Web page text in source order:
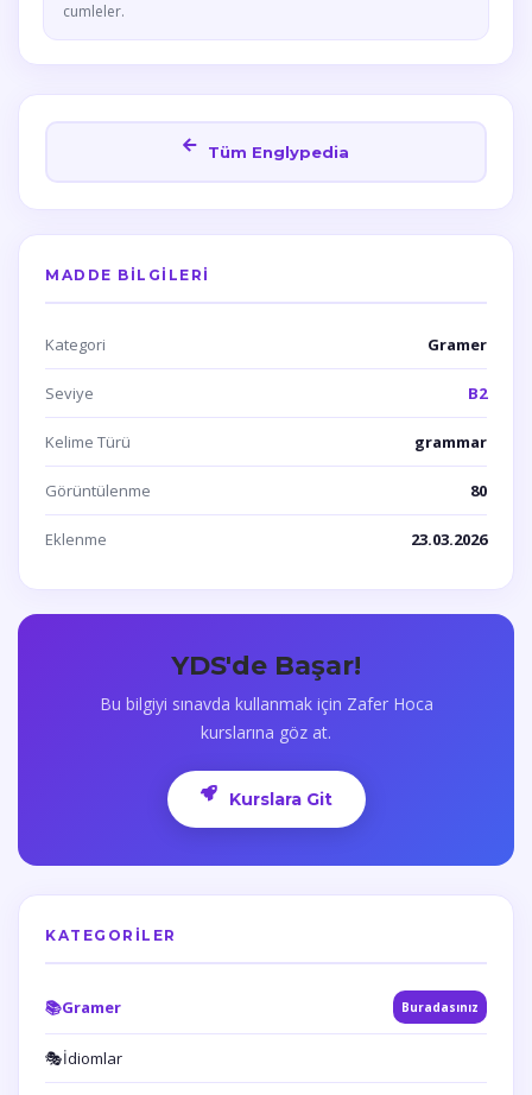
cumleler.
Tüm Englypedia
MADDE BILGILERI
Kategori Gramer
Seviye B2
Kelime Türü grammar
Görüntülenme 80
Eklenme 23.03.2026
YDS'de Başar!
Bu bilgiyi sınavda kullanmak için Zafer Hoca
kurslarına göz at.
Kurslara Git
KATEGORILER
📚Gramer Buradasınız
🎭İdiomlar